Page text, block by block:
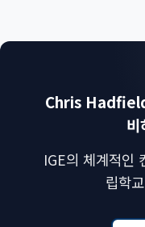
Chris
비
IGE의 체계적인
립학